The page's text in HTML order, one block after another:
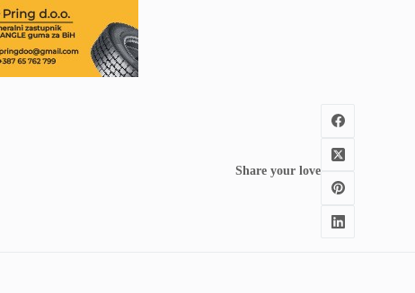
Share your love